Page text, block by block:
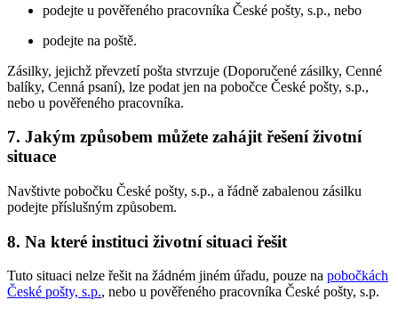
podejte u pověřeného pracovníka České pošty, s.p., nebo
podejte na poště.
Zásilky, jejichž převzetí pošta stvrzuje (Doporučené zásilky, Cenné
balíky, Cenná psaní), lze podat jen na pobočce České pošty, s.p.,
nebo u pověřeného pracovníka.
7. Jakým způsobem můžete zahájit řešení životní
situace
Navštivte pobočku České pošty, s.p., a řádně zabalenou zásilku
podejte příslušným způsobem.
8. Na které instituci životní situaci řešit
Tuto situaci nelze řešit na žádném jiném úřadu, pouze na pobočkách
České pošty, s.p., nebo u pověřeného pracovníka České pošty, s.p.